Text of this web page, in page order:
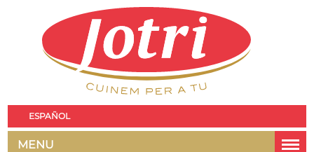
ESPAÑOL
MENU